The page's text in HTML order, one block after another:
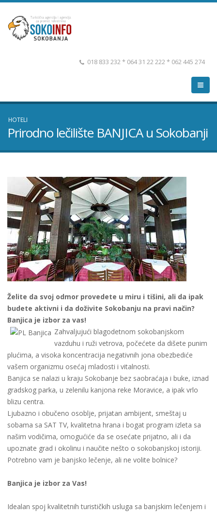
018 833 232 * 064 31 22 222 * 062 445 274
HOTELI
Prirodno lečilište BANJICA u Sokobanji
Želite da svoj odmor provedete u miru i tišini, ali da ipak
budete aktivni i da doživite Sokobanju na pravi način?
Banjica je izbor za vas!
Zahvaljujući blagodetnom sokobanjskom
vazduhu i ruži vetrova, počećete da dišete punim
plućima, a visoka koncentracija negativnih jona obezbediće
vašem organizmu osećaj mladosti i vitalnosti.
Banjica se nalazi u kraju Sokobanje bez saobraćaja i buke, iznad
gradskog parka, u zelenilu kanjona reke Moravice, a ipak vrlo
blizu centra.
Ljubazno i obučeno osoblje, prijatan ambijent, smeštaj u
sobama sa SAT TV, kvalitetna hrana i bogat program izleta sa
našim vodičima, omogućiće da se osećate prijatno, ali i da
upoznate grad i okolinu i naučite nešto o sokobanjskoj istoriji.
Potrebno vam je banjsko lečenje, ali ne volite bolnice?
Banjica je izbor za Vas!
Idealan spoj kvalitetnih turističkih usluga sa banjskim lečenjem i